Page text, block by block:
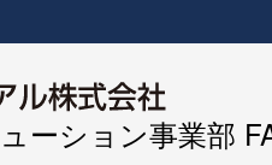
ーション事業部